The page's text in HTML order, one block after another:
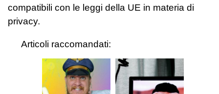
compatibili con le leggi della UE in materia di
privacy.
Articoli raccomandati: